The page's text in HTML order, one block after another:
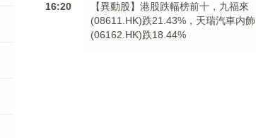
16:20
【異動股】港股跌幅榜前十，九福來
(08611.HK)跌21.43%，天瑞汽車内飾
(06162.HK)跌18.44%